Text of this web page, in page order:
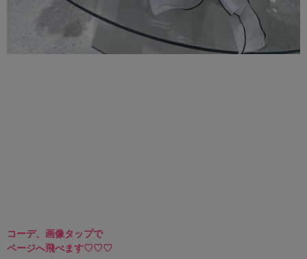
コーデ、画像タップで
ページへ飛べます♡♡♡